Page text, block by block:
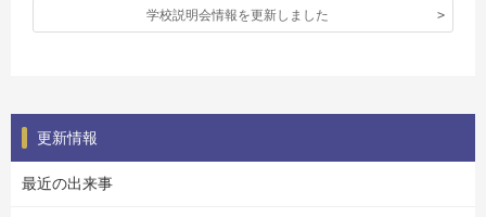
学校説明会情報を更新しました
更新情報
最近の出来事